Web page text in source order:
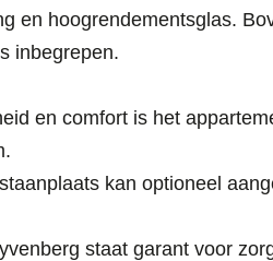
en hoogrendementsglas.
inbegrepen.
en comfort is het
kan optioneel
staat garant voor